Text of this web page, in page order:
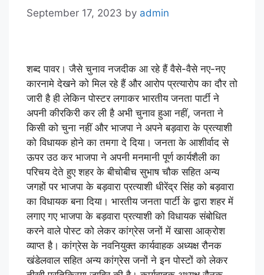
September 17, 2023 by admin
शब्द पावर। जैसे चुनाव नजदीक आ रहे हैं वैसे-वैसे नए-नए
कारनामे देखने को मिल रहे हैं और आरोप प्रत्यारोप का दौर तो
जारी है ही लेकिन पोस्टर लगाकर भारतीय जनता पार्टी ने
अपनी कीरकिरी कर ली है अभी चुनाव हुआ नहीं, जनता ने
किसी को चुना नहीं और भाजपा ने अपने बड़वारा के प्रत्याशी
को विधायक होने का तमगा दे दिया। जनता के आशीर्वाद से
ऊपर उठ कर भाजपा ने अपनी मनमानी पूर्ण कार्यशैली का
परिचय देते हुए शहर के बीचोबीच सुभाष चौक सहित अन्य
जगहों पर भाजपा के बड़वारा प्रत्याशी धीरेंद्र सिंह को बड़वारा
का विधायक बना दिया। भारतीय जनता पार्टी के द्वारा शहर में
लगाए गए भाजपा के बड़वारा प्रत्याशी को विधायक संबोधित
करने वाले पोस्ट को लेकर कांग्रेस जनों में खासा आक्रोश
व्याप्त है। कांग्रेस के नवनियुक्त कार्यवाहक अध्यक्ष रौनक
खंडेलवाल सहित अन्य कांग्रेस जनों ने इन पोस्टों को लेकर